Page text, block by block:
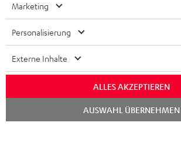
Marketing
Personalisierung
Externe Inhalte
ALLES AKZEPTIEREN
AUSWAHL ÜBERNEHMEN